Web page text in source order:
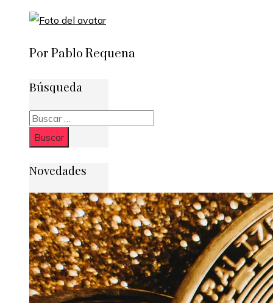
Por Pablo Requena
Búsqueda
Buscar:
Novedades